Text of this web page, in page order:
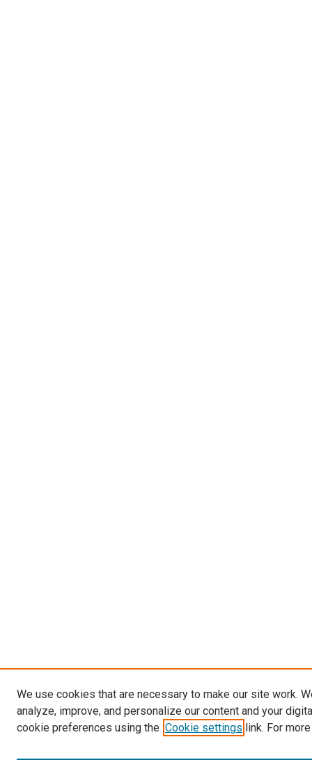
We use cookies that are necessary to make our site work.
analyze, improve, and personalize our content and your
cookie preferences using the Cookie settings link. For